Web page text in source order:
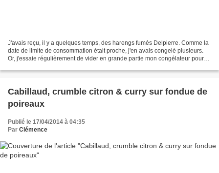
J'avais reçu, il y a quelques temps, des harengs fumés Delpierre. Comme la
date de limite de consommation était proche, j'en avais congelé plusieurs.
Or, j'essaie régulièrement de vider en grande partie mon congélateur pour
Cabillaud, crumble citron & curry sur fondue de
poireaux
Publié le 17/04/2014 à 04:35
Par Clémence